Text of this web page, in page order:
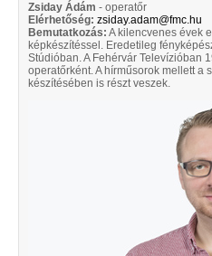
Zsiday Ádám - operatőr
Elérhetőség: zsiday.adam@fmc.hu
Bemutatkozás: A kilencvenes évek
képkészítéssel. Eredetileg
Stúdióban. A Fehérvár Televízióban
operatőrként. A hírműsorok mellett a
készítésében is részt veszek.